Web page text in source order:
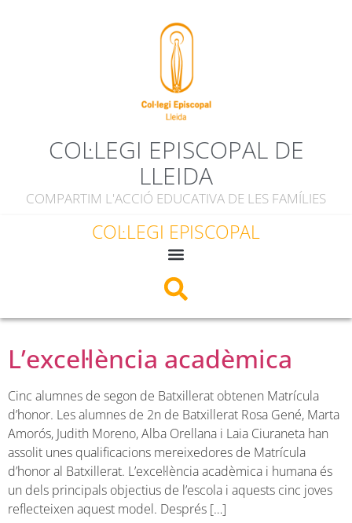
COL·LEGI EPISCOPAL DE
LLEIDA
COMPARTIM L'ACCIÓ EDUCATIVA DE LES FAMÍLIES
COL·LEGI EPISCOPAL
L’excel·lència acadèmica
Cinc alumnes de segon de Batxillerat obtenen Matrícula
d’honor. Les alumnes de 2n de Batxillerat Rosa Gené, Marta
Amorós, Judith Moreno, Alba Orellana i Laia Ciuraneta han
assolit unes qualificacions mereixedores de Matrícula
d’honor al Batxillerat. L’excel·lència acadèmica i humana és
un dels principals objectius de l’escola i aquests cinc joves
reflecteixen aquest model. Després […]